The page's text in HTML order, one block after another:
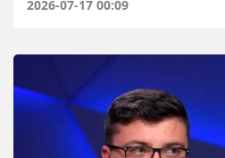
2026-07-17 00:09